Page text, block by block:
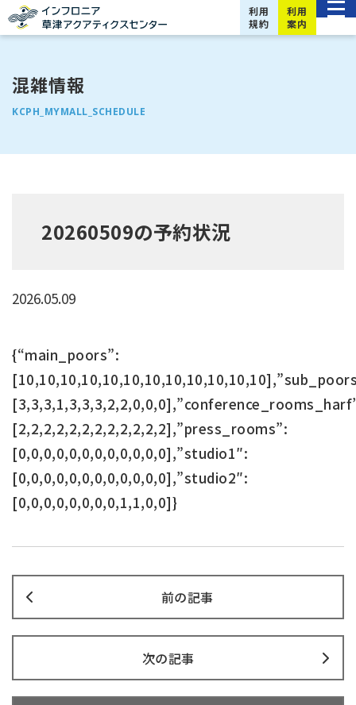
利用
規約
利用
案内
KCPH_MYMALL_SCHEDULE
混雑情報
20260509の予約状況
2026.05.09
{“main_poors”:
[2,2,2,2,2,2,2,2,2,2,2,2],”press_rooms”:
[0,0,0,0,0,0,0,0,0,0,0,0],”studio1″:
[0,0,0,0,0,0,0,0,0,0,0,0],”studio2″:
[0,0,0,0,0,0,0,0,1,1,0,0]}
前の記事
次の記事